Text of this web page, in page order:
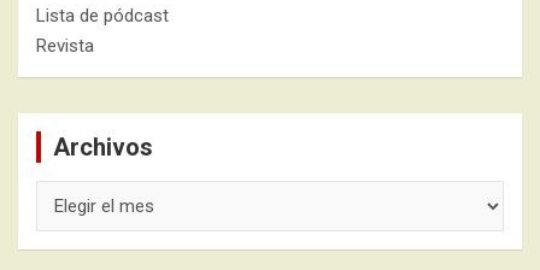
Lista de pódcast
Revista
Archivos